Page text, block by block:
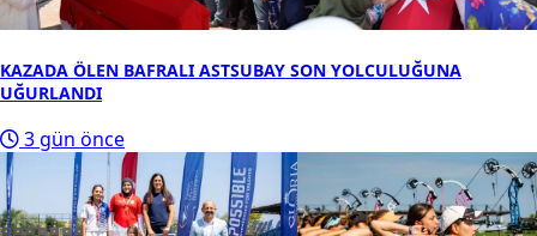
KAZADA ÖLEN BAFRALI ASTSUBAY SON YOLCULUĞUNA
UĞURLANDI
3 gün önce